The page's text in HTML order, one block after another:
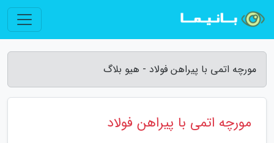
مورچه اتمی با پیراهن فولاد - هیو بلاگ
مورچه اتمی با پیراهن فولاد